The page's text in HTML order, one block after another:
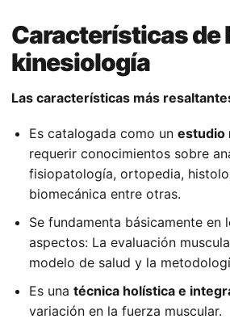
Características de
kinesiología
Las características más
Es catalogada como un estudio
requerir conocimientos sobre
fisiopatología, ortopedia,
biomecánica entre otras.
Se fundamenta básicamente en
aspectos: La evaluación
modelo de salud y la
Es una técnica holística e
variación en la fuerza muscular.